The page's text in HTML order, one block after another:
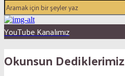
YouTube Kanalımız
Okunsun Dediklerimiz